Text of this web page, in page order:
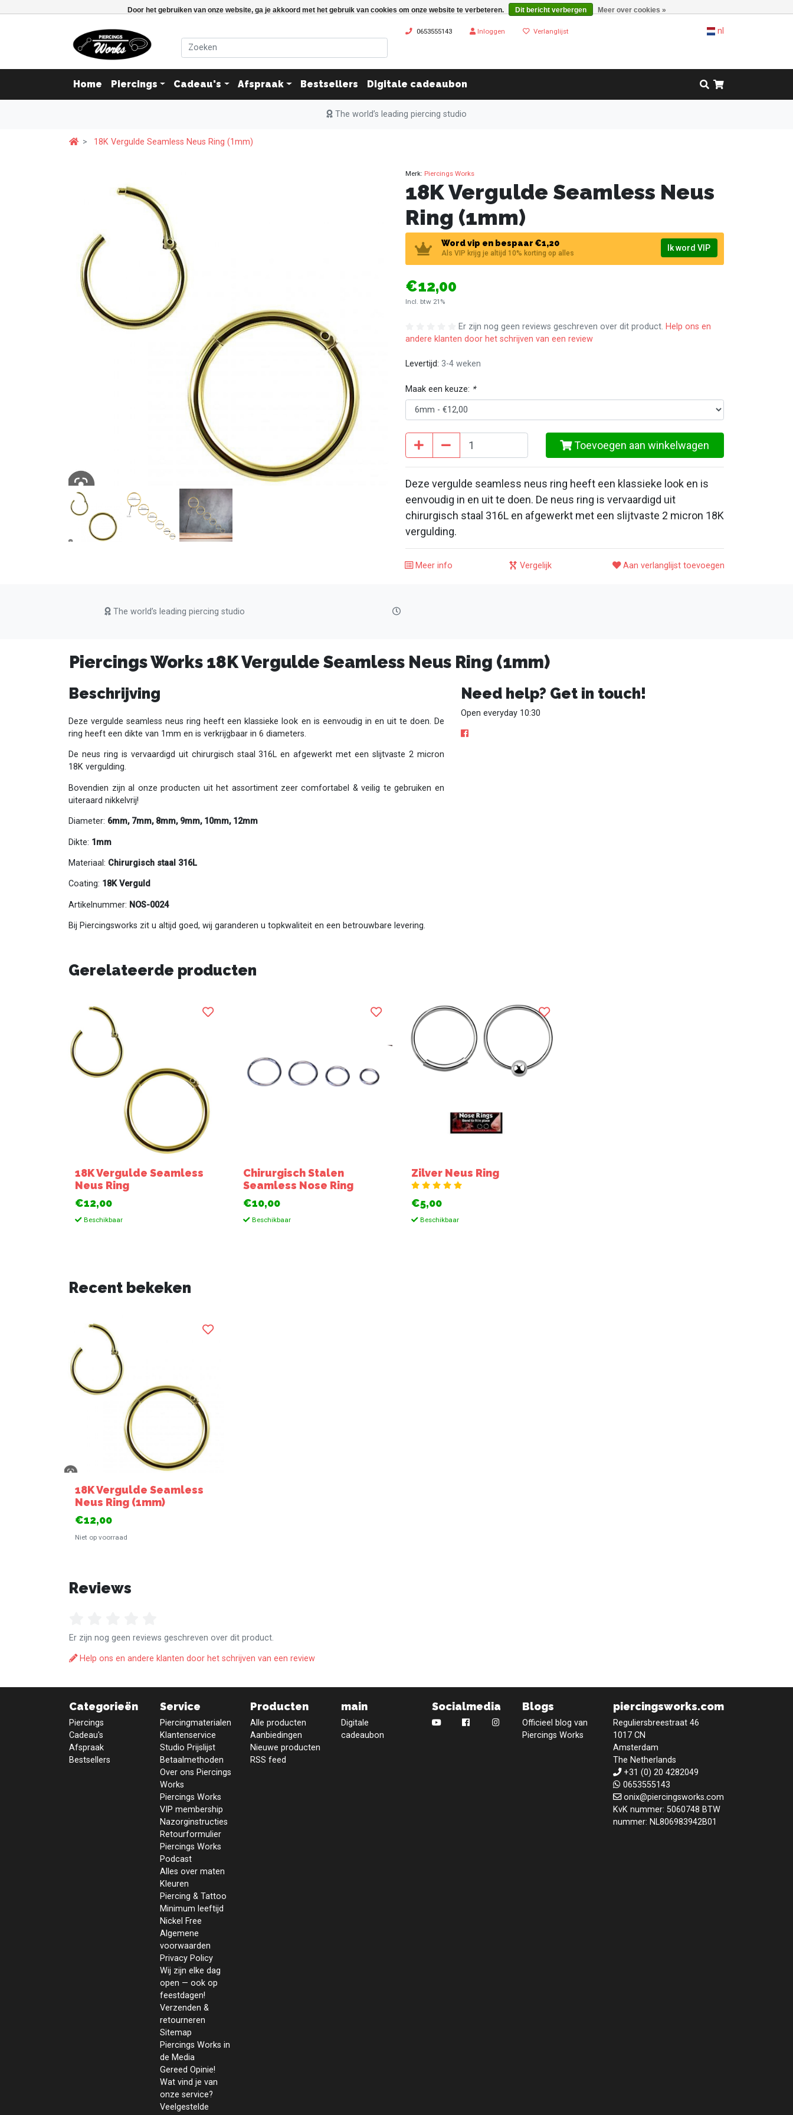
Door het gebruiken van onze website, ga je akkoord met het gebruik van cookies om onze website te verbeteren. Dit bericht verbergen Meer over cookies »
0653555143 Inloggen Verlanglijst nl
Home Piercings Cadeau's Afspraak Bestsellers Digitale cadeaubon
The world’s leading piercing studio
18K Vergulde Seamless Neus Ring (1mm)
Merk: Piercings Works
18K Vergulde Seamless Neus
Ring (1mm)
Word vip en bespaar €1,20
Als VIP krijg je altijd 10% korting op alles
Ik word VIP
€12,00
Incl. btw 21%
Er zijn nog geen reviews geschreven over dit product. Help ons en
andere klanten door het schrijven van een review
Levertijd: 3-4 weken
Maak een keuze: *
Toevoegen aan winkelwagen
Deze vergulde seamless neus ring heeft een klassieke look en is
eenvoudig in en uit te doen. De neus ring is vervaardigd uit
chirurgisch staal 316L en afgewerkt met een slijtvaste 2 micron 18K
vergulding.
Meer info Vergelijk Aan verlanglijst toevoegen
The world’s leading piercing studio
Piercings Works 18K Vergulde Seamless Neus Ring (1mm)
Beschrijving
Deze vergulde seamless neus ring heeft een klassieke look en is eenvoudig in en uit te doen. De
ring heeft een dikte van 1mm en is verkrijgbaar in 6 diameters.
De neus ring is vervaardigd uit chirurgisch staal 316L en afgewerkt met een slijtvaste 2 micron
18K vergulding.
Bovendien zijn al onze producten uit het assortiment zeer comfortabel & veilig te gebruiken en
uiteraard nikkelvrij!
Diameter: 6mm, 7mm, 8mm, 9mm, 10mm, 12mm
Dikte: 1mm
Materiaal: Chirurgisch staal 316L
Coating: 18K Verguld
Artikelnummer: NOS-0024
Bij Piercingsworks zit u altijd goed, wij garanderen u topkwaliteit en een betrouwbare levering.
Need help? Get in touch!
Open everyday 10:30
Gerelateerde producten
18K Vergulde Seamless
Neus Ring
€12,00
Beschikbaar
Chirurgisch Stalen
Seamless Nose Ring
€10,00
Beschikbaar
Zilver Neus Ring
€5,00
Beschikbaar
Recent bekeken
18K Vergulde Seamless
Neus Ring (1mm)
€12,00
Niet op voorraad
Reviews
Er zijn nog geen reviews geschreven over dit product.
Help ons en andere klanten door het schrijven van een review
Categorieën
Piercings
Cadeau's
Afspraak
Bestsellers
Service
Piercingmaterialen
Klantenservice
Studio Prijslijst
Betaalmethoden
Over ons Piercings
Works
Piercings Works
VIP membership
Nazorginstructies
Retourformulier
Piercings Works
Podcast
Alles over maten
Kleuren
Piercing & Tattoo
Minimum leeftijd
Nickel Free
Algemene
voorwaarden
Privacy Policy
Wij zijn elke dag
open — ook op
feestdagen!
Verzenden &
retourneren
Sitemap
Piercings Works in
de Media
Gereed Opinie!
Wat vind je van
onze service?
Veelgestelde
Producten
Alle producten
Aanbiedingen
Nieuwe producten
RSS feed
main
Digitale
cadeaubon
Socialmedia Blogs
Officieel blog van
Piercings Works
piercingsworks.com
Reguliersbreestraat 46
1017 CN
Amsterdam
The Netherlands
+31 (0) 20 4282049
0653555143
onix@piercingsworks.com
KvK nummer: 5060748 BTW
nummer: NL806983942B01